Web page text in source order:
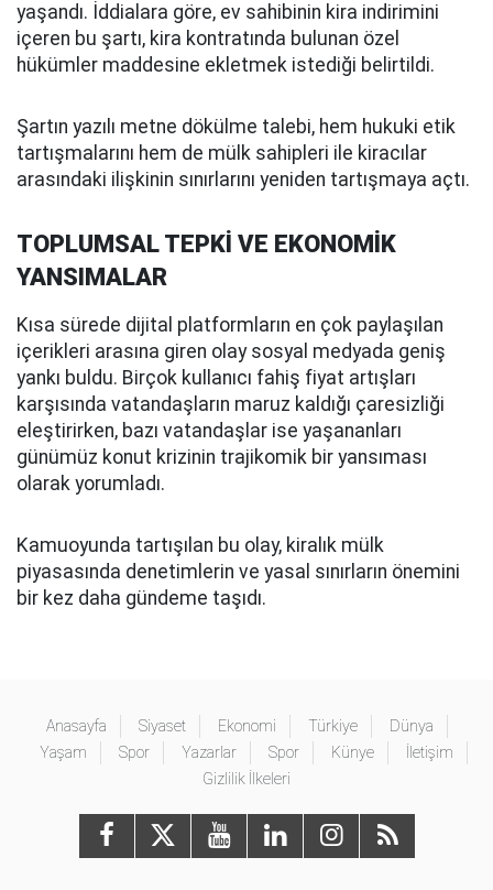
yaşandı. İddialara göre, ev sahibinin kira indirimini
içeren bu şartı, kira kontratında bulunan özel
hükümler maddesine ekletmek istediği belirtildi.
Şartın yazılı metne dökülme talebi, hem hukuki etik
tartışmalarını hem de mülk sahipleri ile kiracılar
arasındaki ilişkinin sınırlarını yeniden tartışmaya açtı.
TOPLUMSAL TEPKİ VE EKONOMİK
YANSIMALAR
Kısa sürede dijital platformların en çok paylaşılan
içerikleri arasına giren olay sosyal medyada geniş
yankı buldu. Birçok kullanıcı fahiş fiyat artışları
karşısında vatandaşların maruz kaldığı çaresizliği
eleştirirken, bazı vatandaşlar ise yaşananları
günümüz konut krizinin trajikomik bir yansıması
olarak yorumladı.
Kamuoyunda tartışılan bu olay, kiralık mülk
piyasasında denetimlerin ve yasal sınırların önemini
bir kez daha gündeme taşıdı.
Anasayfa Siyaset Ekonomi Türkiye
Dünya
Yaşam
Spor Yazarlar Spor Künye
İletişim
Gizlilik İlkeleri